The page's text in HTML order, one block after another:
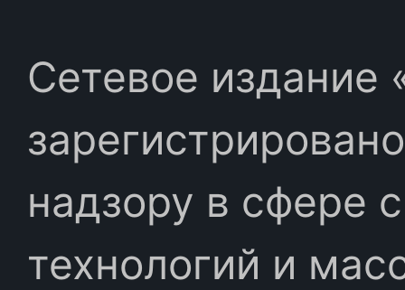
Сетевое издание
надзору в сфере
технологий и